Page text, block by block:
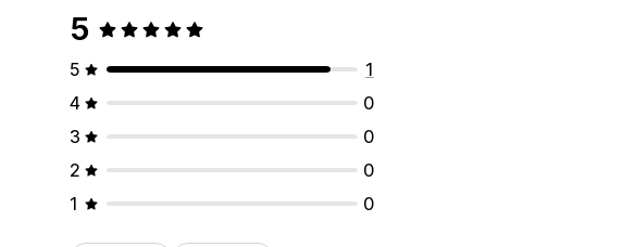
5
5
1
4
0
3
0
2
0
1
0